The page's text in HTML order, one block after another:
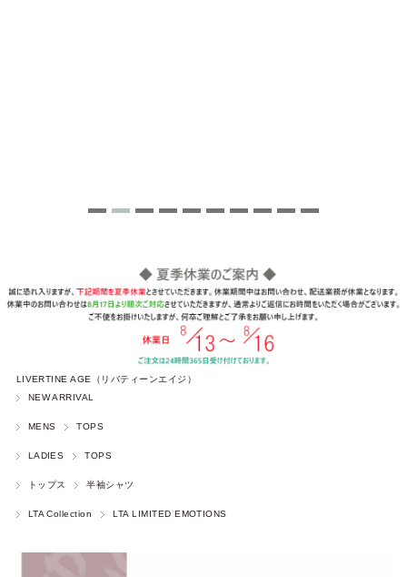
LIVERTINE AGE（リバティーンエイジ）
NEW ARRIVAL
MENS TOPS
LADIES TOPS
トップス 半袖シャツ
LTA Collection LTA LIMITED EMOTIONS